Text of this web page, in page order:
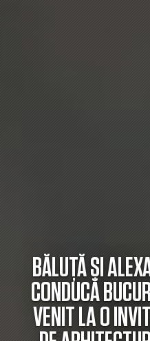
BĂLUȚĂ ȘI
CONDUCĂ
VENIT LA O